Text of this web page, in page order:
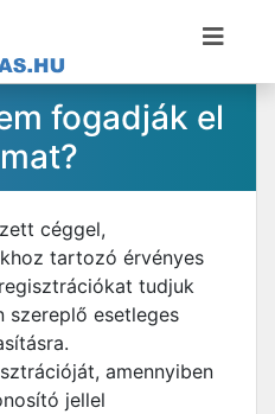
fogadják el
céggel,
tartozó érvényes
tudjuk
szereplő esetleges
amennyiben
jellel